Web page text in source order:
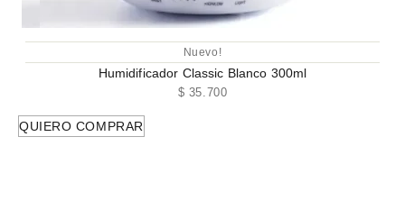
Nuevo!
Humidificador Classic Blanco 300ml
$ 35.700
QUIERO COMPRAR